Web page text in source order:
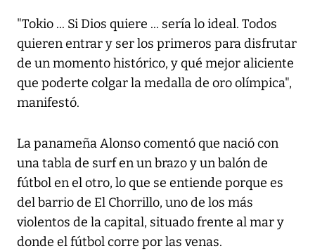
"Tokio ... Si Dios quiere ... sería lo ideal. Todos
quieren entrar y ser los primeros para disfrutar
de un momento histórico, y qué mejor aliciente
que poderte colgar la medalla de oro olímpica",
manifestó.
La panameña Alonso comentó que nació con
una tabla de surf en un brazo y un balón de
fútbol en el otro, lo que se entiende porque es
del barrio de El Chorrillo, uno de los más
violentos de la capital, situado frente al mar y
donde el fútbol corre por las venas.